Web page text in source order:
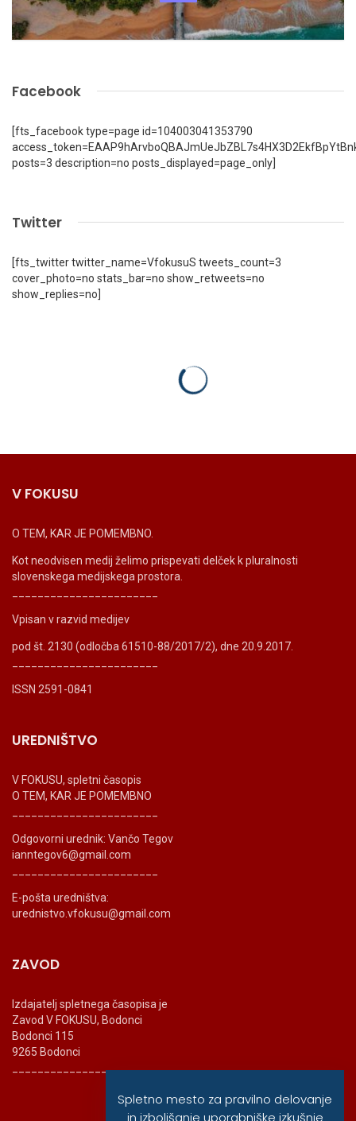
Facebook
[fts_facebook type=page id=104003041353790
posts=3 description=no posts_displayed=page_only]
Twitter
[fts_twitter twitter_name=VfokusuS tweets_count=3
cover_photo=no stats_bar=no show_retweets=no
show_replies=no]
V FOKUSU
O TEM, KAR JE POMEMBNO.
Kot neodvisen medij želimo prispevati delček k pluralnosti
slovenskega medijskega prostora.
Vpisan v razvid medijev
pod št. 2130 (odločba 61510-88/2017/2), dne 20.9.2017.
ISSN 2591-0841
UREDNIŠTVO
V FOKUSU, spletni časopis
O TEM, KAR JE POMEMBNO
Odgovorni urednik: Vančo Tegov
ianntegov6@gmail.com
E-pošta uredništva:
urednistvo.vfokusu@gmail.com
ZAVOD
Izdajatelj spletnega časopisa je
Zavod V FOKUSU, Bodonci
Bodonci 115
9265 Bodonci
_______________________
Spletno mesto za pravilno delovanje
in izboljšanje uporabniške izkušnje